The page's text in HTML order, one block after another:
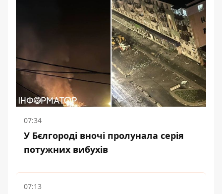
07:34
У Бєлгороді вночі пролунала серія
потужних вибухів
07:13